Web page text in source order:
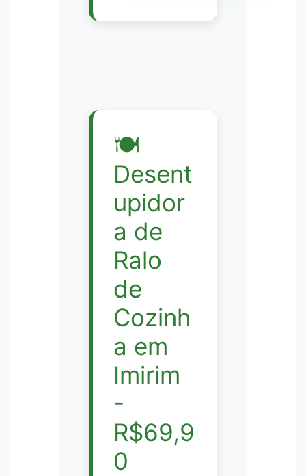
🍽️
Desent
upidor
a de
Ralo
de
Cozinh
a em
Imirim
-
R$69,9
0